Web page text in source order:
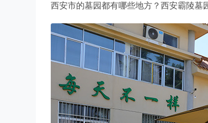
西安市的墓园都有哪些地方？西安霸陵墓